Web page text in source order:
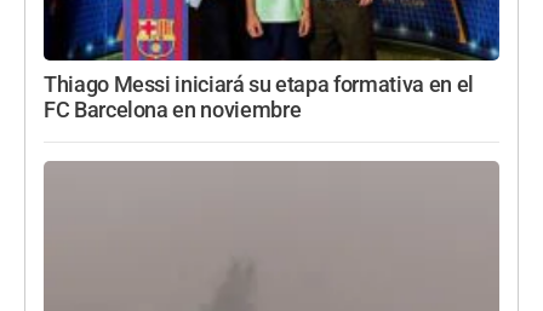
Thiago Messi iniciará su etapa formativa en el
FC Barcelona en noviembre